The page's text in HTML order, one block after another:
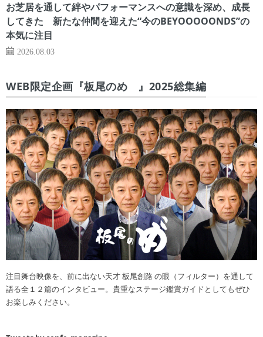
お芝居を通して絆やパフォーマンスへの意識を深め、成長
してきた 新たな仲間を迎えた“今のBEYOOOOONDS”の
本気に注目
2026.08.03
WEB限定企画『板尾のめ゙』2025総集編
注目舞台映像を、前に出ない天才 板尾創路 の眼（フィルター）を通して
語る全１２篇のインタビュー。貴重なステージ鑑賞ガイドとしてもぜひ
お楽しみください。